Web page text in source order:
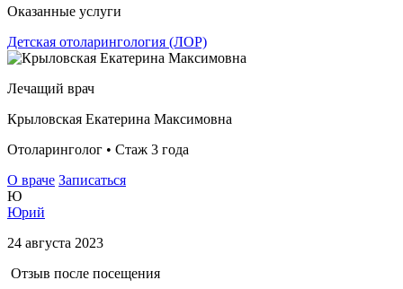
Оказанные услуги
Детская отоларингология (ЛОР)
Лечащий врач
Крыловская Екатерина Максимовна
Отоларинголог • Стаж 3 года
О враче Записаться
Ю
Юрий
24 августа 2023
Отзыв после посещения